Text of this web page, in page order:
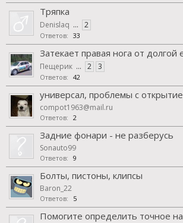
Тряпка
Denislaq ... 2
Ответов: 33
Затекает правая нога от долгой
Пещерик ... 2 3
Ответов: 42
универсал, проблемы с
compot1963@mail.ru
Ответов: 2
Задние фонари - не разберусь
Sonauto99
Ответов: 9
Болты, пистоны, клипсы
Baron_22
Ответов: 5
Помогите определить точное